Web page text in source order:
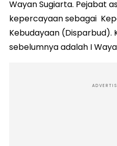
Wayan Sugiarta. Pejabat
kepercayaan sebagai
Kebudayaan (Disparbud).
sebelumnya adalah I